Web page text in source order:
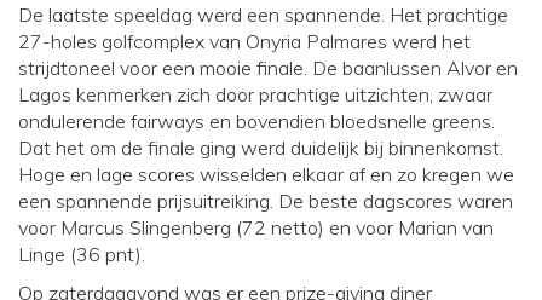
De laatste speeldag werd een spannende. Het prachtige
27-holes golfcomplex van Onyria Palmares werd het
strijdtoneel voor een mooie finale. De baanlussen Alvor en
Lagos kenmerken zich door prachtige uitzichten, zwaar
ondulerende fairways en bovendien bloedsnelle greens.
Dat het om de finale ging werd duidelijk bij binnenkomst.
Hoge en lage scores wisselden elkaar af en zo kregen we
een spannende prijsuitreiking. De beste dagscores waren
voor Marcus Slingenberg (72 netto) en voor Marian van
Linge (36 pnt).
Op zaterdagavond was er een prize-giving diner